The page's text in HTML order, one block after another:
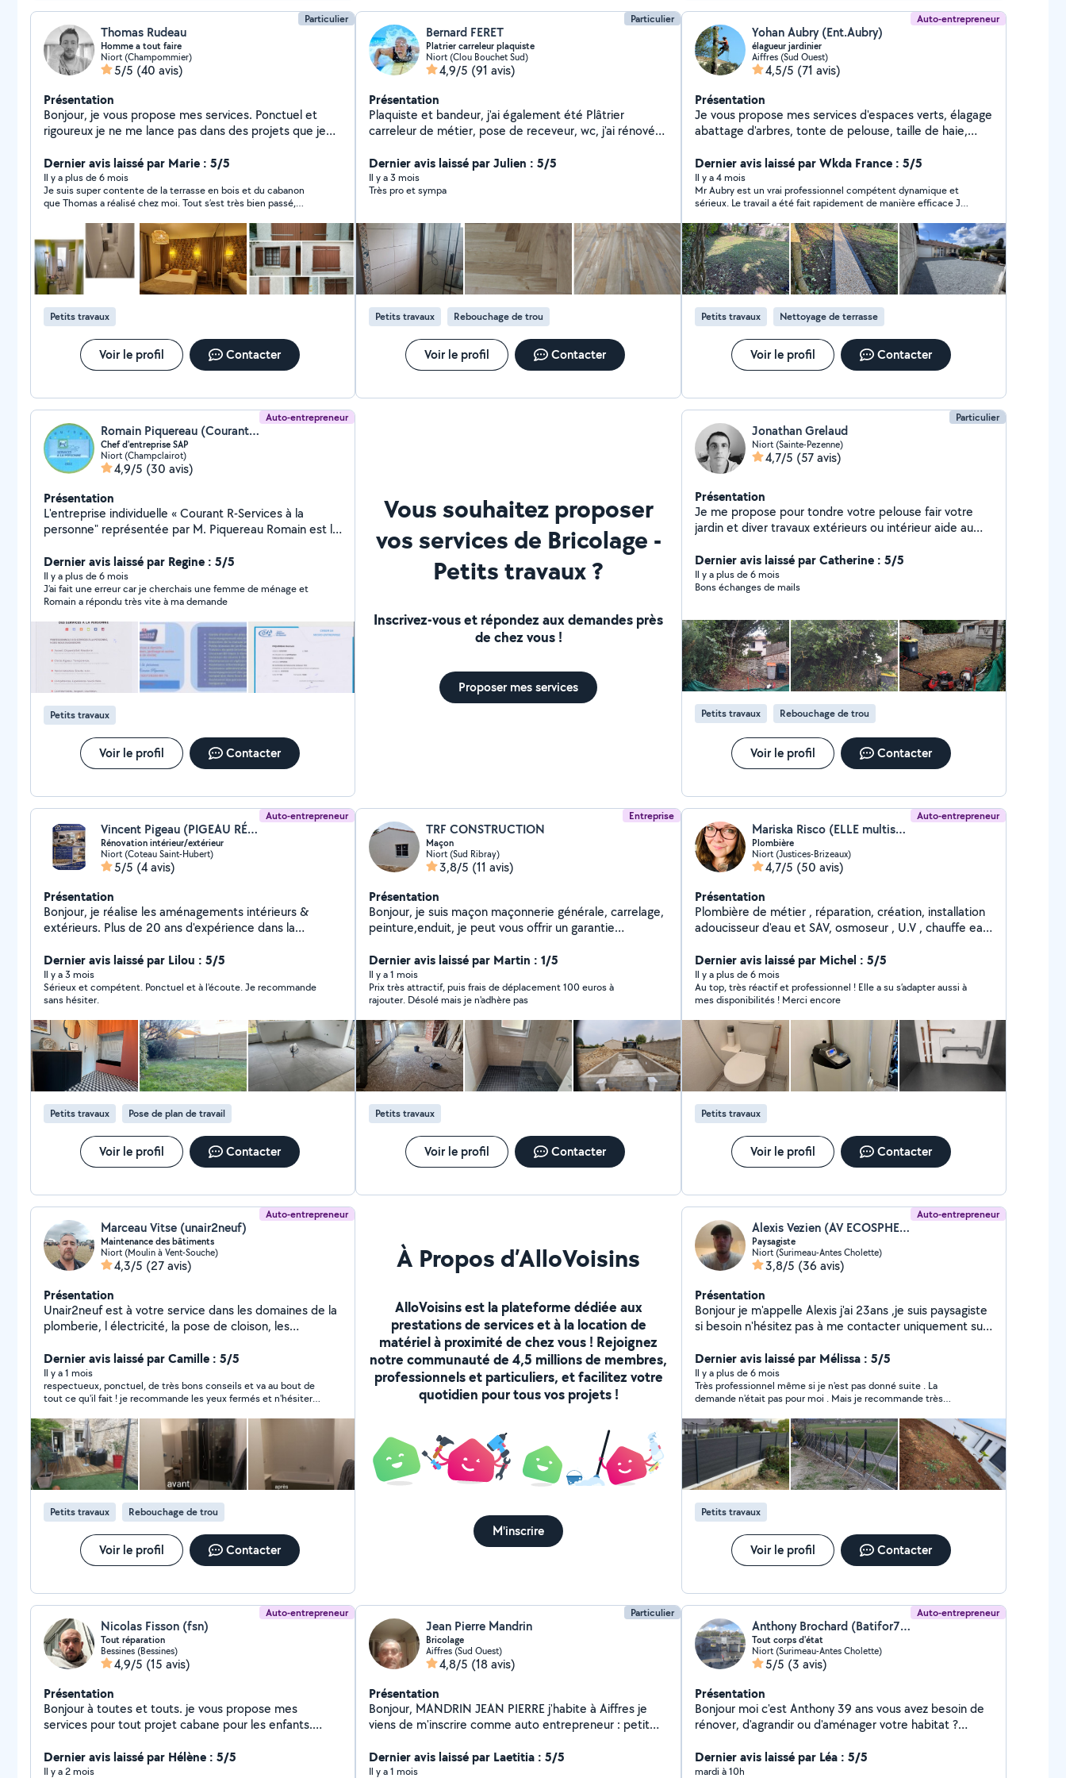
Particulier
Thomas Rudeau
Homme a tout faire
Niort (Champommier)
5/5 (40 avis)
Présentation
Bonjour, je vous propose mes services. Ponctuel et
rigoureux je ne me lance pas dans des projets que je
travailler dans la bonne humeur
Dernier avis laissé par Marie : 5/5
Il y a plus de 6 mois
Je suis super contente de la terrasse en bois et du cabanon
que Thomas a réalisé chez moi. Tout s’est très bien passé,
sur les matériaux à utiliser et sur la réalisation. Travailler avec lui
était agréable, simple et rapide. Merci encore !
Petits travaux
Voir le profil Contacter
Particulier
Bernard FERET
Platrier carreleur plaquiste
Niort (Clou Bouchet Sud)
4,9/5 (91 avis)
Présentation
Plaquiste et bandeur, j'ai également été Plâtrier
carreleur de métier, pose de receveur, wc, j'ai rénové
cloisons en briques, placo, carreaux de plâtre . Je
monte de vrai parquets ainsi que les stratifiés , je fais
de la tapisserie, peinture , enduit mais je ne touche pas
électroménager. dépannage plomberie petits travaux
Dernier avis laissé par Julien : 5/5
Il y a 3 mois
Très pro et sympa
Petits travaux Rebouchage de trou
Voir le profil Contacter
Auto-entrepreneur
Yohan Aubry (Ent.Aubry)
élagueur jardinier
Aiffres (Sud Ouest)
4,5/5 (71 avis)
Présentation
Je vous propose mes services d'espaces verts, élagage
abattage d'arbres, tonte de pelouse, taille de haie,
paysagers terrassement et petite maçonnerie en tout
genre possibilité de location de bennes, enlèvement
des végétaux et déchets bois pierre encombrants ect
délais d'intervention rapide un coup de vent un orage
pas de soucis intervention urgente
Dernier avis laissé par Wkda France : 5/5
Il y a 4 mois
Mr Aubry est un vrai professionnel compétent dynamique et
sérieux. Le travail a été fait rapidement de manière efficace Je
Petits travaux Nettoyage de terrasse
Voir le profil Contacter
Auto-entrepreneur
Romain Piquereau (Courant R-Services à la personne)
Chef d'entreprise SAP
Niort (Champclairot)
4,9/5 (30 avis)
Présentation
L'entreprise individuelle « Courant R-Services à la
personne" représentée par M. Piquereau Romain est là
(âge règlementé par l'Etat pour l'autoentrepreneur
Services à la personne agrément simple), Assistant aux
personnes temporairement invalides L'entreprise «
Courant R-Services à la personne » c'est : Plusieurs
prestations au domicile du client particulier, diverses
professions d'assistance, - Aide dans la vie quotidienne
(ex : travaux ménagers, entretien de la maison,
promenade et soins des animaux) - Services aux
familles (jardinage, garde d'enfants) - Services dans la
vie courante (livraison des courses, accompagnement
dans les déplacements en dehors du domicile)
Dernier avis laissé par Regine : 5/5
Il y a plus de 6 mois
J’ai fait une erreur car je cherchais une femme de ménage et
Romain a répondu très vite à ma demande
Petits travaux
Voir le profil Contacter
Vous souhaitez proposer
vos services de Bricolage -
Petits travaux ?
Inscrivez-vous et répondez aux demandes près
de chez vous !
Proposer mes services
Particulier
Jonathan Grelaud
Niort (Sainte-Pezenne)
4,7/5 (57 avis)
Présentation
Je me propose pour tondre votre pelouse fair votre
jardin et diver travaux extérieurs ou intérieur aide au
pour détection dhamient traitement de toiture
Dernier avis laissé par Catherine : 5/5
Il y a plus de 6 mois
Bons échanges de mails
Petits travaux Rebouchage de trou
Voir le profil Contacter
Auto-entrepreneur
Vincent Pigeau (PIGEAU RÉNOVATION)
Rénovation intérieur/extérieur
Niort (Coteau Saint-Hubert)
5/5 (4 avis)
Présentation
Bonjour, je réalise les aménagements intérieurs &
extérieurs. Plus de 20 ans d'expérience dans la
Je maîtrise tous les corps de métier : placo, isolation,
peinture, sols (carrelage, parquet, faïence), plafonds,
salles de bains, terrasses, cuisines et dressings sur
mesure. Visionnaire et attentif aux espaces, je propose
aussi des idées d'aménagement pour optimiser et
valoriser chaque pièce selon vos envies. Entièrement
équipé, avec camion et comptes professionnels pour
les matériaux, j'assure un travail sérieux, propre et dans
le respect des délais. Mon objectif : vous offrir un
résultat durable et soigné, clé en main.
Dernier avis laissé par Lilou : 5/5
Il y a 3 mois
Sérieux et compétent. Ponctuel et à l'écoute. Je recommande
sans hésiter.
Petits travaux Pose de plan de travail
Voir le profil Contacter
Entreprise
TRF CONSTRUCTION
Maçon
Niort (Sud Ribray)
3,8/5 (11 avis)
Présentation
Bonjour, je suis maçon maçonnerie générale, carrelage,
peinture,enduit, je peut vous offrir un garantie
Dernier avis laissé par Martin : 1/5
Il y a 1 mois
Prix très attractif, puis frais de déplacement 100 euros à
rajouter. Désolé mais je n'adhère pas
Petits travaux
Voir le profil Contacter
Auto-entrepreneur
Mariska Risco (ELLE multiservices)
Plombière
Niort (Justices-Brizeaux)
4,7/5 (50 avis)
Présentation
Plombière de métier , réparation, création, installation
adoucisseur d'eau et SAV, osmoseur , U.V , chauffe eau,
méticuleuse , dynamique, discrète, à l'écoute
,souriante et j'ai à cœur de satisfaire mes clients. Sur
Niort et alentours, Charentes maritime, Charentes ,
Vendée, Vienne
Dernier avis laissé par Michel : 5/5
Il y a plus de 6 mois
Au top, très réactif et professionnel ! Elle a su s’adapter aussi à
mes disponibilités ! Merci encore
Petits travaux
Voir le profil Contacter
Auto-entrepreneur
Marceau Vitse (unair2neuf)
Maintenance des bâtiments
Niort (Moulin à Vent-Souche)
4,3/5 (27 avis)
Présentation
Unair2neuf est à votre service dans les domaines de la
plomberie, l électricité, la pose de cloison, les
contacter.
Dernier avis laissé par Camille : 5/5
Il y a 1 mois
respectueux, ponctuel, de très bons conseils et va au bout de
tout ce qu'il fait ! je recommande les yeux fermés et n'hésiterai
Petits travaux Rebouchage de trou
Voir le profil Contacter
À Propos d’AlloVoisins
AlloVoisins est la plateforme dédiée aux
prestations de services et à la location de
matériel à proximité de chez vous ! Rejoignez
notre communauté de 4,5 millions de membres,
professionnels et particuliers, et facilitez votre
quotidien pour tous vos projets !
M'inscrire
Auto-entrepreneur
Alexis Vezien (AV ECOSPHERE PAYSAGES 79)
Paysagiste
Niort (Surimeau-Antes Cholette)
3,8/5 (36 avis)
Présentation
Bonjour je m'appelle Alexis j'ai 23ans ,je suis paysagiste
si besoin n'hésitez pas à me contacter uniquement sur
Dernier avis laissé par Mélissa : 5/5
Il y a plus de 6 mois
Très professionnel même si je n'est pas donné suite . La
demande n'était pas pour moi . Mais je recommande très
Petits travaux
Voir le profil Contacter
Auto-entrepreneur
Nicolas Fisson (fsn)
Tout réparation
Bessines (Bessines)
4,9/5 (15 avis)
Présentation
Bonjour à toutes et touts. je vous propose mes
services pour tout projet cabane pour les enfants.
photos Meuble en tout genre : télé, table basse, table
à manger, bureau . L'entretien de vos extérieurs . Tonte
Dernier avis laissé par Hélène : 5/5
Il y a 2 mois
Particulier
Jean Pierre Mandrin
Bricolage
Aiffres (Sud Ouest)
4,8/5 (18 avis)
Présentation
Bonjour, MANDRIN JEAN PIERRE j'habite à Aiffres je
viens de m'inscrire comme auto entrepreneur : petit
Dernier avis laissé par Laetitia : 5/5
Il y a 1 mois
Auto-entrepreneur
Anthony Brochard (Batifor79)
Tout corps d'état
Niort (Surimeau-Antes Cholette)
5/5 (3 avis)
Présentation
Bonjour moi c'est Anthony 39 ans vous avez besoin de
rénover, d'agrandir ou d'aménager votre habitat ?
basée dans les Deux-Sèvres, vous accompagne de A à
Z dans la réalisation de vos projets de construction et
Dernier avis laissé par Léa : 5/5
mardi à 10h